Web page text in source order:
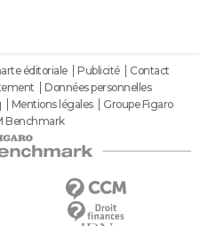
éditoriale Publicité
Contact
Données personnelles
Mentions légales
Groupe Figaro
Benchmark